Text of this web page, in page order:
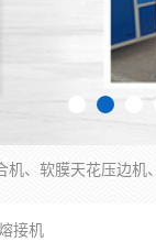
接机